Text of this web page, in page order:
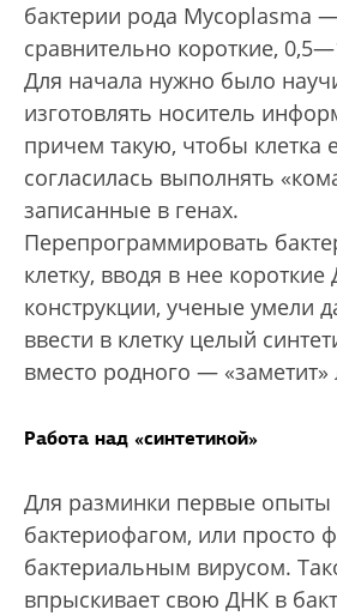
бактерии рода Mycoplasma
сравнительно короткие,
Для начала нужно было
изготовлять носитель
причем такую, чтобы клетка
согласилась выполнять
записанные в генах.
Перепрограммировать
клетку, вводя в нее короткие
конструкции, ученые умели
ввести в клетку целый
вместо родного — «заметит»
Работа над «синтетикой»
Для разминки первые опыты
бактериофагом, или просто
бактериальным вирусом.
впрыскивает свою ДНК в